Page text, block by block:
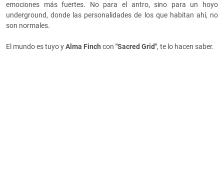
emociones más fuertes. No para el antro, sino para un hoyo
underground, donde las personalidades de los que habitan ahí, no
son normales.
El mundo es tuyo yAlma Finch con "Sacred Grid", te lo hacen saber.